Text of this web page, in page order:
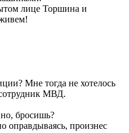
лице Торшина и
Мне тогда не хотелось
МВД.
бросишь?
оправдываясь, произнес